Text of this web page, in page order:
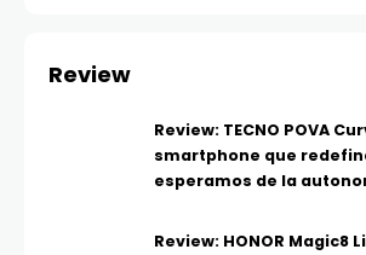
Review
Review: TECNO POVA
smartphone que
esperamos de la
Review: HONOR Magic8